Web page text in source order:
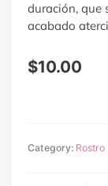
duración, que
acabado
$10.00
Category: Rostro